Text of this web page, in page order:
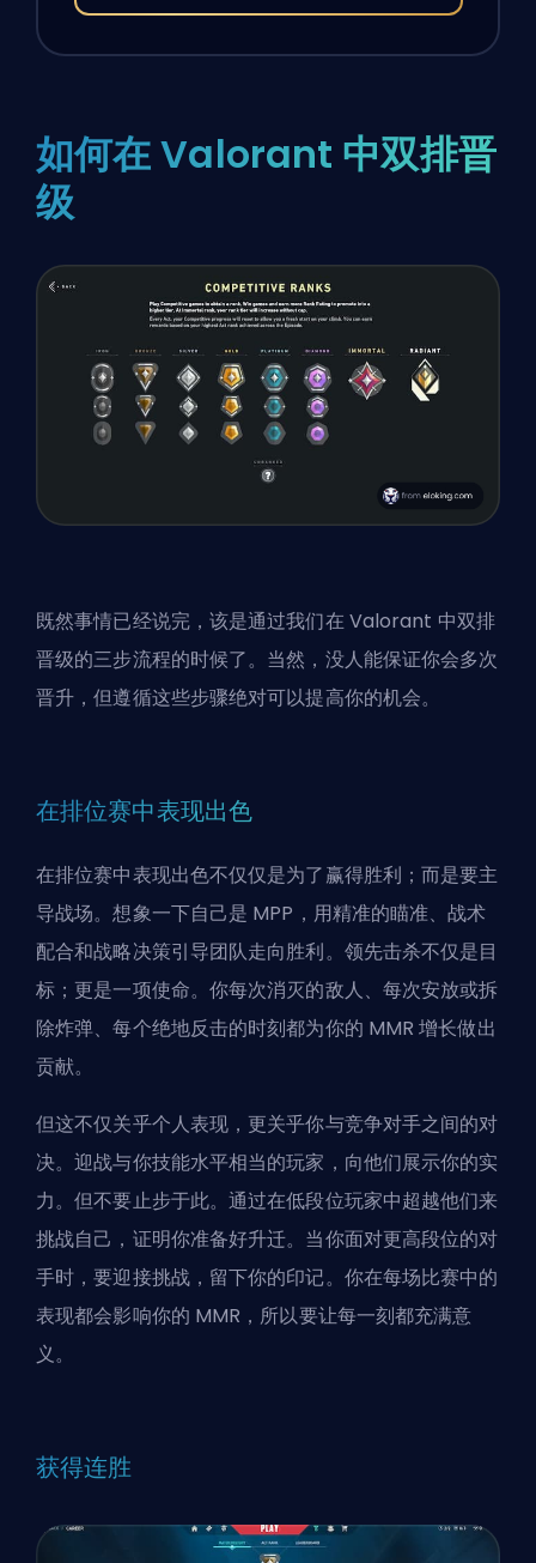
如何在 Valorant 中双排晋
级
既然事情已经说完，该是通过我们在 Valorant 中双排
晋级的三步流程的时候了。当然，没人能保证你会多次
晋升，但遵循这些步骤绝对可以提高你的机会。
在排位赛中表现出色
在排位赛中表现出色不仅仅是为了赢得胜利；而是要主
导战场。想象一下自己是 MPP，用精准的瞄准、战术
配合和战略决策引导团队走向胜利。领先击杀不仅是目
标；更是一项使命。你每次消灭的敌人、每次安放或拆
除炸弹、每个绝地反击的时刻都为你的 MMR 增长做出
贡献。
但这不仅关乎个人表现，更关乎你与竞争对手之间的对
决。迎战与你技能水平相当的玩家，向他们展示你的实
力。但不要止步于此。通过在低段位玩家中超越他们来
挑战自己，证明你准备好升迁。当你面对更高段位的对
手时，要迎接挑战，留下你的印记。你在每场比赛中的
表现都会影响你的 MMR，所以要让每一刻都充满意
义。
获得连胜